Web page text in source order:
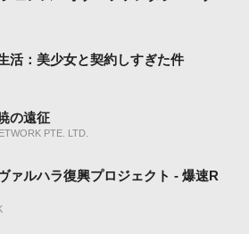
活：美少女と契約しすぎた件
の遠征
PTE. LTD.
ァルハラ復興プロジェクト - 爆速R